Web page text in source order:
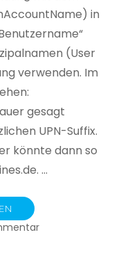
in
(User
verwenden. Im
gesagt
UPN-Suffix.
könnte dann so
…
zu